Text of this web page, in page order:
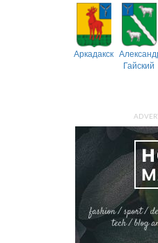
Аркадакский
Гайский